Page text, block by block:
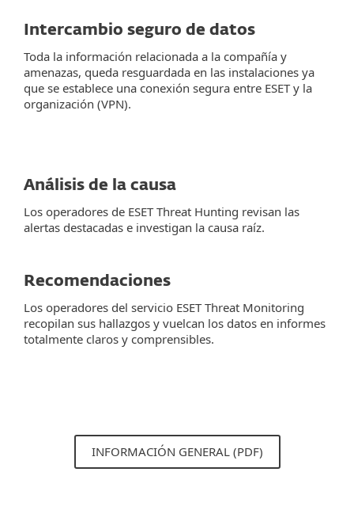
Intercambio seguro de datos
Toda la información relacionada a la compañía y
amenazas, queda resguardada en las instalaciones ya
que se establece una conexión segura entre ESET y la
organización (VPN).
Análisis de la causa
Los operadores de ESET Threat Hunting revisan las
alertas destacadas e investigan la causa raíz.
Recomendaciones
Los operadores del servicio ESET Threat Monitoring
recopilan sus hallazgos y vuelcan los datos en informes
totalmente claros y comprensibles.
INFORMACIÓN GENERAL (PDF)